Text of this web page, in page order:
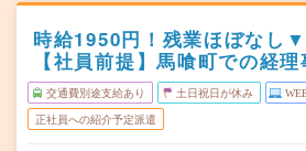
時給1950円！残業ほぼなし▼
【社員前提】馬喰町での経理
交通費別途支給あり 土日祝日が休み
正社員への紹介予定派遣